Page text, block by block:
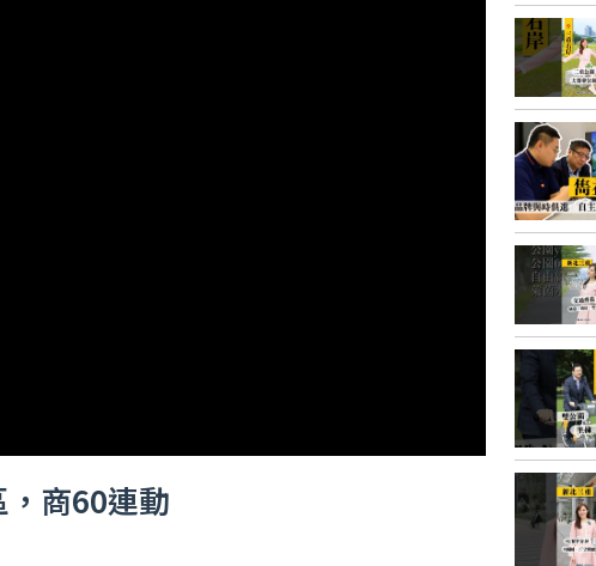
商60連動